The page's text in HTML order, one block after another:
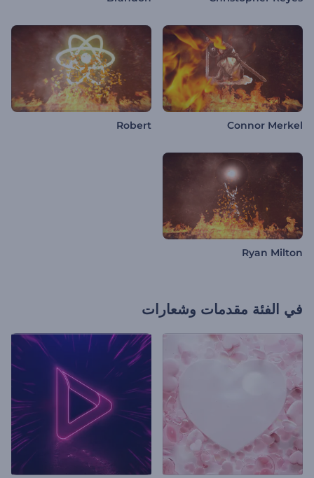
Connor Merkel
Robert
Ryan Milton
في الفئة مقدمات وشعارات